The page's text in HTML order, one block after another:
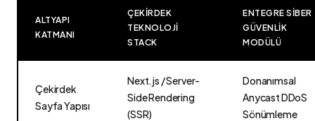
ALTYAPI
KATMANI
ÇEKIRDEK
TEKNOLOJI
STACK
ENTEGRE SIBER
GÜVENLIK
MODÜLÜ
Çekirdek
Sayfa Yapısı
Next.js / Server-
Side Rendering
(SSR)
Donanımsal
Anycast DDoS
Sönümleme